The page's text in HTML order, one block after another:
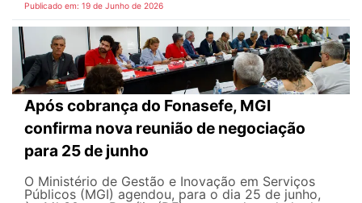
Publicado em: 19 de Junho de 2026
Após cobrança do Fonasefe, MGI
confirma nova reunião de negociação
para 25 de junho
O Ministério de Gestão e Inovação em Serviços
Públicos (MGI) agendou, para o dia 25 de junho,